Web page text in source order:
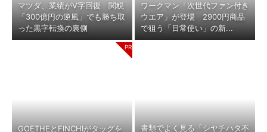
マツダ、業績がV字回復 関税
「300億円の逆風」でも勝ち取
った黒字転換の裏側
ワークマン「次世代ファン付き
ウエア」が登場 2900円商品
で狙う「日常使い」の新...
GOETHEとFINCHIがタッグを
書類でよく見る「シヤチハタ不